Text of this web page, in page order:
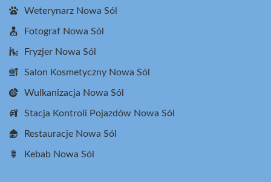
Weterynarz Nowa Sól
Fotograf Nowa Sól
Fryzjer Nowa Sól
Salon Kosmetyczny Nowa Sól
Wulkanizacja Nowa Sól
Stacja Kontroli Pojazdów Nowa Sól
Restauracje Nowa Sól
Kebab Nowa Sól